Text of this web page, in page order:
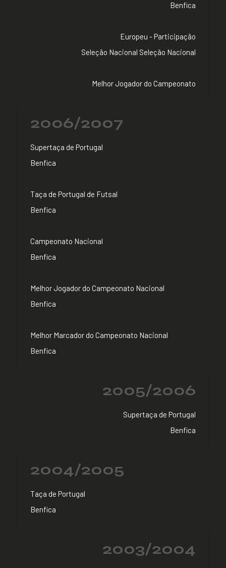
Benfica
Europeu - Participação
Seleção Nacional Seleção Nacional
Melhor Jogador do Campeonato
2006/2007
Supertaça de Portugal
Benfica
Taça de Portugal de Futsal
Benfica
Campeonato Nacional
Benfica
Melhor Jogador do Campeonato Nacional
Benfica
Melhor Marcador do Campeonato Nacional
Benfica
2005/2006
Supertaça de Portugal
Benfica
2004/2005
Taça de Portugal
Benfica
2003/2004